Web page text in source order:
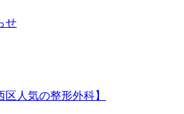
せ
人気の整形外科】